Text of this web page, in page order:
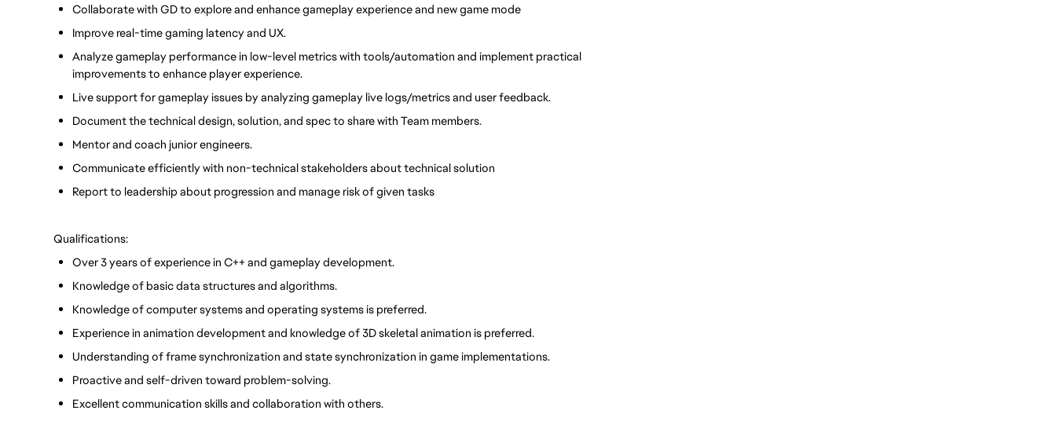
Collaborate with GD to explore and enhance gameplay experience and new game mode
Improve real-time gaming latency and UX.
Analyze gameplay performance in low-level metrics with tools/automation and implement practical
improvements to enhance player experience.
Live support for gameplay issues by analyzing gameplay live logs/metrics and user feedback.
Document the technical design, solution, and spec to share with Team members.
Mentor and coach junior engineers.
Communicate efficiently with non-technical stakeholders about technical solution
Report to leadership about progression and manage risk of given tasks
Qualifications:
Over 3 years of experience in C++ and gameplay development.
Knowledge of basic data structures and algorithms.
Knowledge of computer systems and operating systems is preferred.
Experience in animation development and knowledge of 3D skeletal animation is preferred.
Understanding of frame synchronization and state synchronization in game implementations.
Proactive and self-driven toward problem-solving.
Excellent communication skills and collaboration with others.